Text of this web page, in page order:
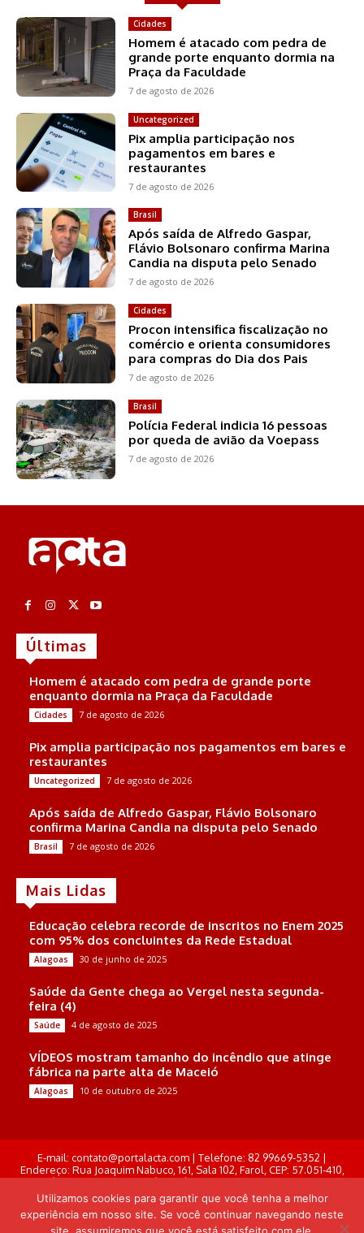
Cidades
Homem é atacado com pedra de
grande porte enquanto dormia na
Praça da Faculdade
7 de agosto de 2026
Uncategorized
Pix amplia participação nos
pagamentos em bares e
restaurantes
7 de agosto de 2026
Brasil
Após saída de Alfredo Gaspar,
Flávio Bolsonaro confirma Marina
Candia na disputa pelo Senado
7 de agosto de 2026
Cidades
Procon intensifica fiscalização no
comércio e orienta consumidores
para compras do Dia dos Pais
7 de agosto de 2026
Brasil
Polícia Federal indicia 16 pessoas
por queda de avião da Voepass
7 de agosto de 2026
Últimas
Homem é atacado com pedra de grande porte
enquanto dormia na Praça da Faculdade
Cidades 7 de agosto de 2026
Pix amplia participação nos pagamentos em bares e
restaurantes
Uncategorized 7 de agosto de 2026
Após saída de Alfredo Gaspar, Flávio Bolsonaro
confirma Marina Candia na disputa pelo Senado
Brasil 7 de agosto de 2026
Mais Lidas
Educação celebra recorde de inscritos no Enem 2025
com 95% dos concluintes da Rede Estadual
Alagoas 30 de junho de 2025
Saúde da Gente chega ao Vergel nesta segunda-
feira (4)
Saúde 4 de agosto de 2025
VÍDEOS mostram tamanho do incêndio que atinge
fábrica na parte alta de Maceió
Alagoas 10 de outubro de 2025
E-mail: contato@portalacta.com | Telefone: 82 99669-5352 |
Endereço: Rua Joaquim Nabuco, 161, Sala 102, Farol, CEP: 57.051-410,
Maceió, Alagoas . Responsável Técnico: Derek Gustavo de Morais
Pereira
© Portal Acta - 2025-2026.
Utilizamos cookies para garantir que você tenha a melhor
experiência em nosso site. Se você continuar navegando neste